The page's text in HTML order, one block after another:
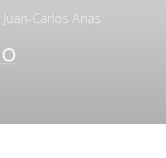
Juan-Carlos Arias